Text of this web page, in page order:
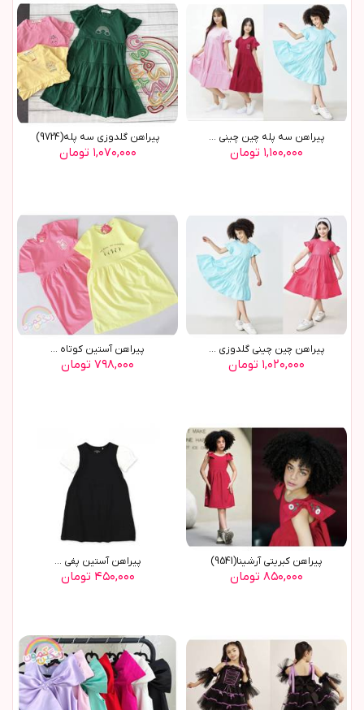
پیراهن سه پله چین چینی ...
۱,۱۰۰,۰۰۰ تومان
پیراهن گلدوزی سه پله(9724)
۱,۰۷۰,۰۰۰ تومان
پیراهن چین چینی گلدوزی ...
۱,۰۲۰,۰۰۰ تومان
پیراهن آستین کوتاه ...
۷۹۸,۰۰۰ تومان
پيراهن کبريتي آرشينا(9541)
۸۵۰,۰۰۰ تومان
پيراهن آستين پفي ...
۴۵۰,۰۰۰ تومان